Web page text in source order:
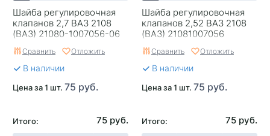
Шайба регулировочная
клапанов 2,7 ВАЗ 2108
(ВАЗ) 21080-1007056-06
Сравнить Отложить
В наличии
Цена за 1 шт. 75 руб.
Итого: 75 руб.
Шайба регулировочная
клапанов 2,52 ВАЗ 2108
(ВАЗ) 21081007056
Сравнить Отложить
В наличии
Цена за 1 шт. 75 руб.
Итого: 75 руб.